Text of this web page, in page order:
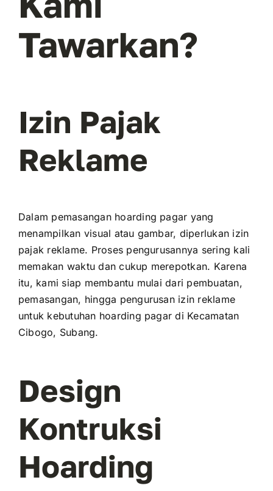
Tawarkan?
Izin Pajak
Reklame
Dalam pemasangan hoarding pagar yang
menampilkan visual atau gambar, diperlukan izin
pajak reklame. Proses pengurusannya sering kali
memakan waktu dan cukup merepotkan. Karena
itu, kami siap membantu mulai dari pembuatan,
pemasangan, hingga pengurusan izin reklame
untuk kebutuhan hoarding pagar di Kecamatan
Cibogo, Subang.
Design
Kontruksi
Hoarding